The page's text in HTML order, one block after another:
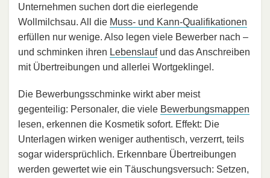
Unternehmen suchen dort die eierlegende
Wollmilchsau. All die Muss- und Kann-Qualifikationen
erfüllen nur wenige. Also legen viele Bewerber nach –
und schminken ihren Lebenslaufund das Anschreiben
mit Übertreibungen und allerlei Wortgeklingel.
Die Bewerbungsschminke wirkt aber meist
gegenteilig: Personaler, die viele Bewerbungsmappen
lesen, erkennen die Kosmetik sofort. Effekt: Die
Unterlagen wirken weniger authentisch, verzerrt, teils
sogar widersprüchlich. Erkennbare Übertreibungen
werden gewertet wie ein Täuschungsversuch: Setzen,